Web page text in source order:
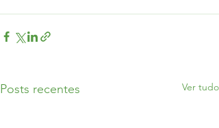
Posts recentes Ver tudo